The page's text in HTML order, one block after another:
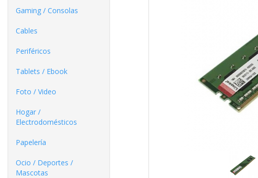
Gaming / Consolas
Cables
Periféricos
Tablets / Ebook
Foto / Video
Hogar /
Electrodomésticos
Papelería
Ocio / Deportes /
Mascotas